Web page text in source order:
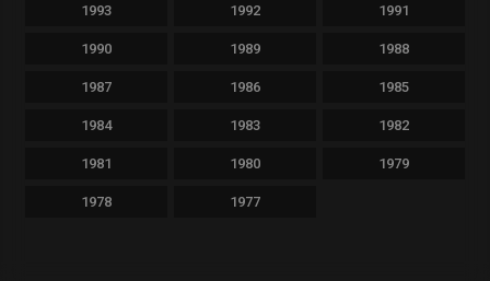
1993 1992 1991
1990 1989 1988
1987 1986 1985
1984 1983 1982
1981 1980 1979
1978 1977